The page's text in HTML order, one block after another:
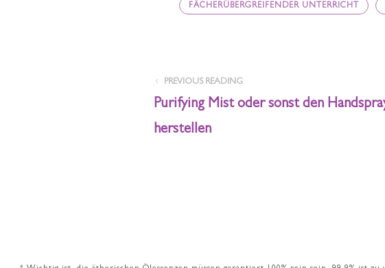
FÄCHERÜBERGREIFENDER UNTERRICHT
PREVIOUS READING
Purifying Mist oder sonst den
herstellen